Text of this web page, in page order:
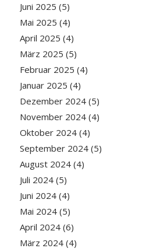
Juni 2025 (5)
Mai 2025 (4)
April 2025 (4)
März 2025 (5)
Februar 2025 (4)
Januar 2025 (4)
Dezember 2024(5)
November 2024(4)
Oktober 2024(4)
September 2024(5)
August 2024(4)
Juli 2024(5)
Juni 2024(4)
Mai 2024(5)
April 2024(6)
März 2024(4)